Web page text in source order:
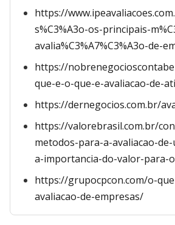
https://
s%C3%A3o-os-principais-
avalia%C3%A7%C3%A3o-de-
https://
que-e-o-que-e-avaliacao-de-
https://dernegocios.com.br/
https://valorebrasil.com.br/
metodos-para-a-avaliacao-
a-importancia-do-valor-para-
https://grupocpcon.com/o-
avaliacao-de-empresas/